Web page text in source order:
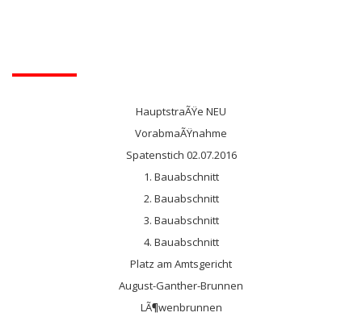
HauptstraÃŸe NEU
VorabmaÃŸnahme
Spatenstich 02.07.2016
1. Bauabschnitt
2. Bauabschnitt
3. Bauabschnitt
4. Bauabschnitt
Platz am Amtsgericht
August-Ganther-Brunnen
LÃ¶wenbrunnen